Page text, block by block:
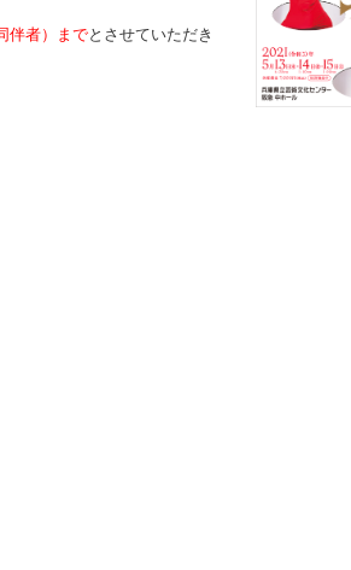
伴者）までとさせていただき